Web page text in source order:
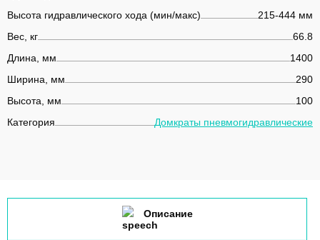
Высота гидравлического хода (мин/макс)
215-444 мм
Вес, кг
66.8
Длина, мм
1400
Ширина, мм
290
Высота, мм
100
Категория
Домкраты пневмогидравлические
Описание